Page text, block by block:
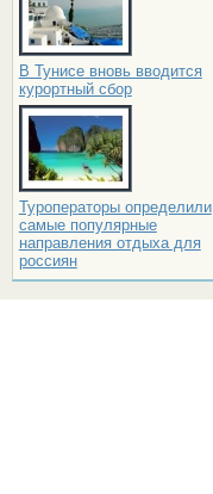
В Тунисе вновь вводится
курортный сбор
Туроператоры определили
самые популярные
направления отдыха для
россиян